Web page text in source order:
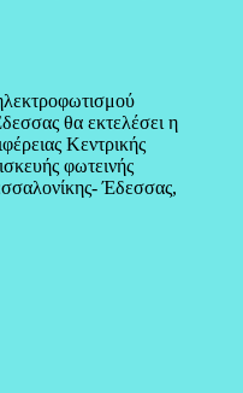
θα εκτελέσει η
Κεντρικής
φωτεινής
Έδεσσας,